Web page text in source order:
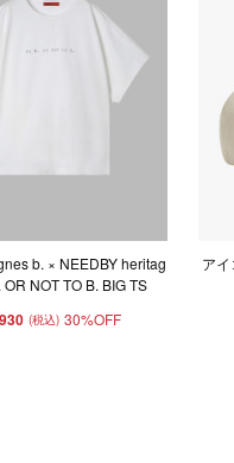
b. × NEEDBY heritag
OR NOT TO B. BIG TS
(税込) 30%OFF
ア